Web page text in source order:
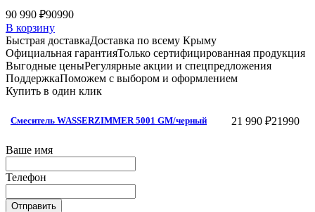
90 990 ₽90990
В корзину
Быстрая доставкаДоставка по всему Крыму
Официальная гарантияТолько сертифицированная продукция
Выгодные ценыРегулярные акции и спецпредложения
ПоддержкаПоможем с выбором и оформлением
Купить в один клик
Смеситель WASSERZIMMER 5001 GM/черный 21 990 ₽21990
Ваше имя
Телефон
Отправить